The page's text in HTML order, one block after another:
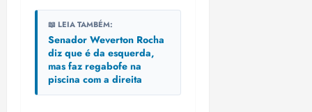
📖 LEIA TAMBÉM:
Senador Weverton Rocha
diz que é da esquerda,
mas faz regabofe na
piscina com a direita